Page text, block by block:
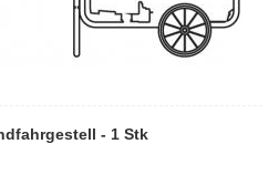
- 1 Stk